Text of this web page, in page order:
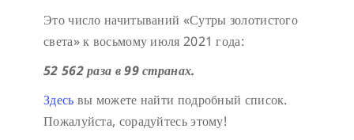
Это число начитываний «Сутры золотистого
света» к восьмому июля 2021 года:
52 562 раза в 99 странах.
Здесь вы можете найти подробный список.
Пожалуйста, сорадуйтесь этому!